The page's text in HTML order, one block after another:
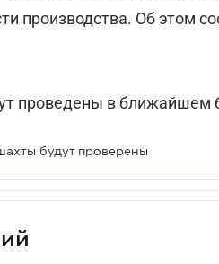
производства. Об этом
проведены в ближайшем
будут проверены